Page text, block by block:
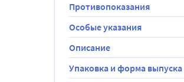
строго
развели
Противопоказания
Особые указания
Описание
Упаковка и форма выпуска